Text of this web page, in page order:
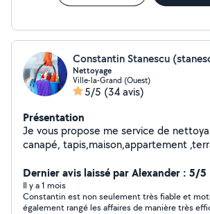
Constantin Stanescu
Nettoyage
Ville-la-Grand (Ouest)
5/5 (34 avis)
Présentation
Je vous propose me service de
canapé, tapis,maison,appartement
Dernier avis laissé par Alexander : 5/5
Il y a 1 mois
Constantin est non seulement très fiable et
également rangé les affaires de manière très